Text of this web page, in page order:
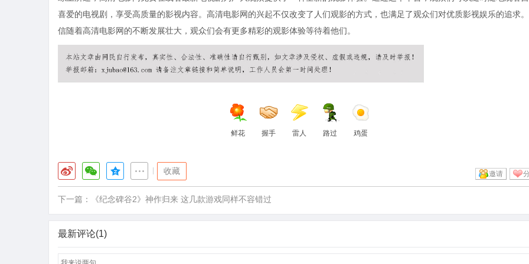
喜爱的电视剧，享受高质量的影视内容。高清电影网的兴起不仅改变了人们观影的方式，也满足了观众们对优质影视娱乐的追求
信随着高清电影网的不断发展壮大，观众们会有更多精彩的观影体验等待着他们。
鲜花 握手 雷人 路过 鸡蛋
收藏 邀请
下一篇： 《纪念碑谷2》神作归来 这几款游戏同样不容错过
最新评论(1)